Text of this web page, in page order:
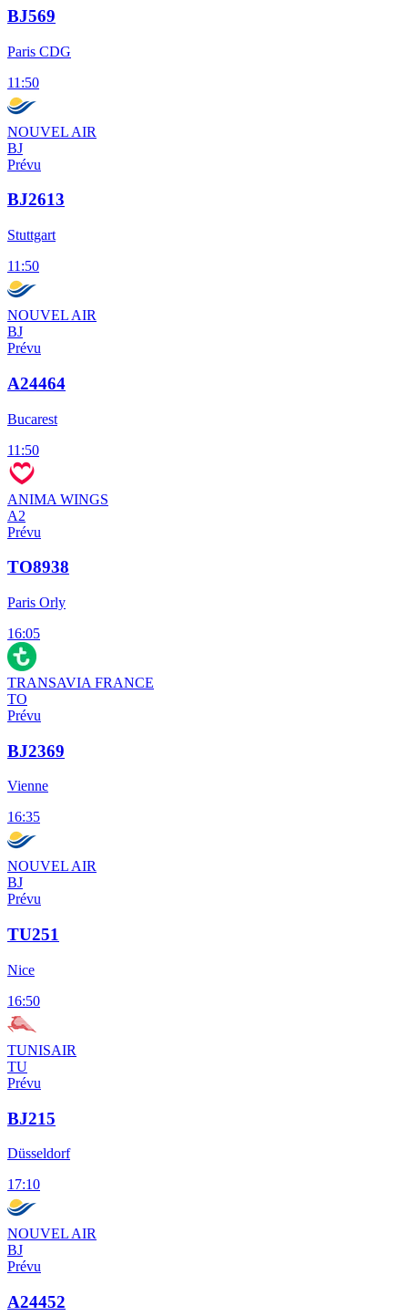
BJ569
Paris CDG
11:50
NOUVEL AIR
BJ
Prévu
BJ2613
Stuttgart
11:50
NOUVEL AIR
BJ
Prévu
A24464
Bucarest
11:50
ANIMA WINGS
A2
Prévu
TO8938
Paris Orly
16:05
TRANSAVIA FRANCE
TO
Prévu
BJ2369
Vienne
16:35
NOUVEL AIR
BJ
Prévu
TU251
Nice
16:50
TUNISAIR
TU
Prévu
BJ215
Düsseldorf
17:10
NOUVEL AIR
BJ
Prévu
A24452